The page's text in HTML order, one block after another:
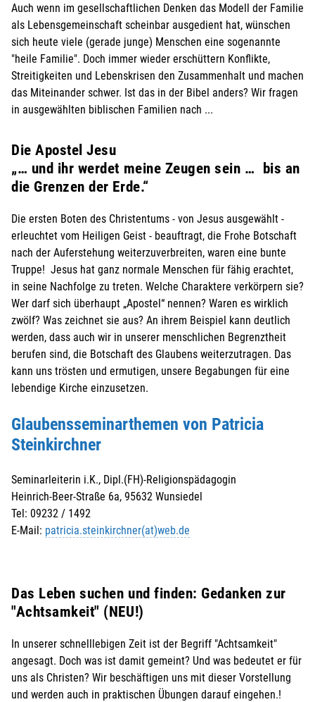
Auch wenn im gesellschaftlichen Denken das Modell der Familie
als Lebensgemeinschaft scheinbar ausgedient hat, wünschen
sich heute viele (gerade junge) Menschen eine sogenannte
"heile Familie". Doch immer wieder erschüttern Konflikte,
Streitigkeiten und Lebenskrisen den Zusammenhalt und machen
das Miteinander schwer. Ist das in der Bibel anders? Wir fragen
in ausgewählten biblischen Familien nach ...
Die Apostel Jesu
„… und ihr werdet meine Zeugen sein … bis an
die Grenzen der Erde.“
Die ersten Boten des Christentums - von Jesus ausgewählt -
erleuchtet vom Heiligen Geist - beauftragt, die Frohe Botschaft
nach der Auferstehung weiterzuverbreiten, waren eine bunte
Truppe! Jesus hat ganz normale Menschen für fähig erachtet,
in seine Nachfolge zu treten. Welche Charaktere verkörpern sie?
Wer darf sich überhaupt „Apostel“ nennen? Waren es wirklich
zwölf? Was zeichnet sie aus? An ihrem Beispiel kann deutlich
werden, dass auch wir in unserer menschlichen Begrenztheit
berufen sind, die Botschaft des Glaubens weiterzutragen. Das
kann uns trösten und ermutigen, unsere Begabungen für eine
lebendige Kirche einzusetzen.
Glaubensseminarthemen von Patricia
Steinkirchner
Seminarleiterin i.K., Dipl.(FH)-Religionspädagogin
Heinrich-Beer-Straße 6a, 95632 Wunsiedel
Tel: 09232 / 1492
E-Mail: patricia.steinkirchner(at)web.de
Das Leben suchen und finden: Gedanken zur
"Achtsamkeit" (NEU!)
In unserer schnelllebigen Zeit ist der Begriff "Achtsamkeit"
angesagt. Doch was ist damit gemeint? Und was bedeutet er für
uns als Christen? Wir beschäftigen uns mit dieser Vorstellung
und werden auch in praktischen Übungen darauf eingehen.!